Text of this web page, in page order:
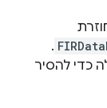
.
כדי להסיר